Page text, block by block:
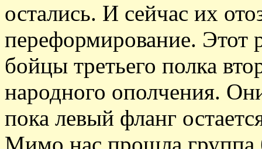
остались. И сейчас их
переформирование. Этот
бойцы третьего полка
народного ополчения.
пока левый фланг